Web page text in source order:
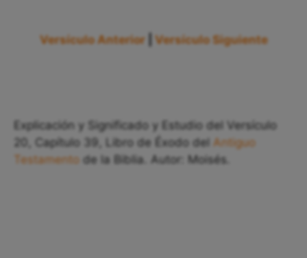
Versículo Anterior Versículo Siguiente
Explicación y Significado y Estudio del Versículo
20, Capítulo 39, Libro de Éxodo del Antiguo
Testamento de la Biblia. Autor: Moisés.